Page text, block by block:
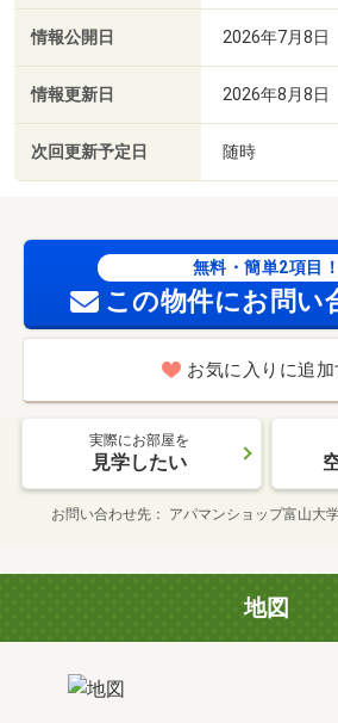
情報公開日 2026年7月8日
情報更新日 2026年8月8日
次回更新予定日 随時
無料・簡単2項目！
この物件にお問い
お気に入りに追加
実際にお部屋を
見学したい
お問い合わせ先 アパマンショップ富山大
地図